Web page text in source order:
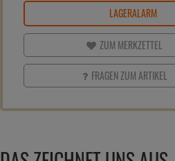
LAGERALARM
ZUM MERKZETTEL
FRAGEN ZUM ARTIKEL